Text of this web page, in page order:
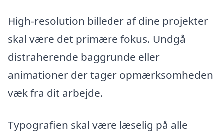
High-resolution billeder af dine projekter
skal være det primære fokus. Undgå
distraherende baggrunde eller
animationer der tager opmærksomheden
væk fra dit arbejde.
Typografien skal være læselig på alle